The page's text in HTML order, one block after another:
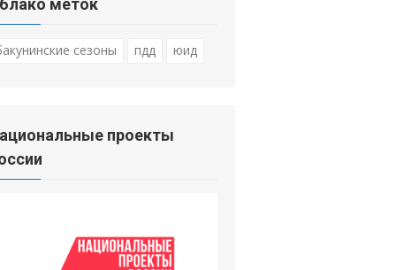
меток
сезоны пдд юид
проекты